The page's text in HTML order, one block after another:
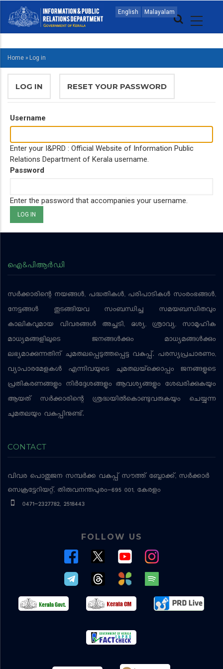
main
English Malayalam
MAIN
NAVIGATION
MALAYALAM
BREADCRUMB
Home » Log in
PRIMARY
TABS
LOG IN (ACTIVERESET YOUR PASSWORD
Username
Enter your I&PRD : Official Website of Information Public
Relations Department of Kerala username.
Password
Enter the password that accompanies your username.
ഐ&പിആര്‍ഡി
സര്‍ക്കാരിന്റെ നയങ്ങള്‍, പദ്ധതികള്‍, പരിപാടികള്‍ സംരംഭങ്ങള്‍,
നേട്ടങ്ങള്‍ തുടങ്ങിയവ സംബന്ധിച്ച സമയബന്ധിതവും
കാലികവുമായ വിവരങ്ങള്‍ അച്ചടി, ദൃശ്യ, ശ്രാവ്യ, സാമൂഹിക
മാധ്യമങ്ങളിലൂടെ ജനങ്ങള്‍ക്കും മാധ്യമങ്ങള്‍ക്കും
ലഭ്യമാക്കുന്നതിന് ചുമതലപ്പെടുത്തപ്പെട്ട വകുപ്പ്. പരസ്യപ്രചാരണം,
വ്യാപാരമേളകള്‍ എന്നിവയുടെ ചുമതലയ്‌ക്കൊപ്പം ജനങ്ങളുടെ
പ്രതികരണങ്ങളും നിര്‍ദ്ദേശങ്ങളും ആവശ്യങ്ങളും ശേഖരിക്കുകയും
ആയത് സര്‍ക്കാരിന്റെ ശ്രദ്ധയില്‍കൊണ്ടുവരുകയും ചെയ്യുന്ന
ചുമതലയും വകുപ്പിനുണ്ട്.
CONTACT
വിവര പൊതുജന സമ്പര്‍ക്ക വകുപ്പ് സൗത്ത് ബ്ലോക്ക്, സര്‍ക്കാര്‍
സെക്രട്ടേറിയറ്റ്, തിരുവനന്തപുരം-695 001, കേരളം
0471-2327782, 2518443
FOLLOW US